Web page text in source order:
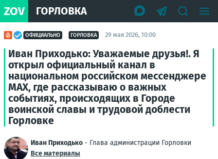
ZOV ГОРЛОВКА
ОФИЦИАЛЬНО ГОРЛОВКА 29 мая 2026, 10:00
Иван Приходько: Уважаемые друзья!. Я
открыл официальный канал в
национальном российском мессенджере
MAX, где рассказываю о важных
событиях, происходящих в Городе
воинской славы и трудовой доблести
Горловке
Иван Приходько - Глава администрации Горловки
Все материалы